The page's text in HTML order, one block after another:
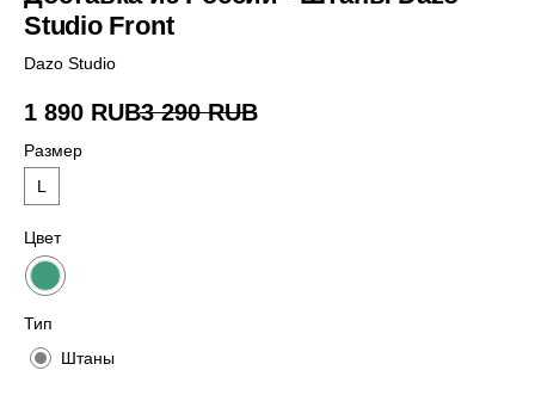
Studio Front
Dazo Studio
1 890 RUB3 290 RUB
Размер
L
Цвет
Тип
Штаны